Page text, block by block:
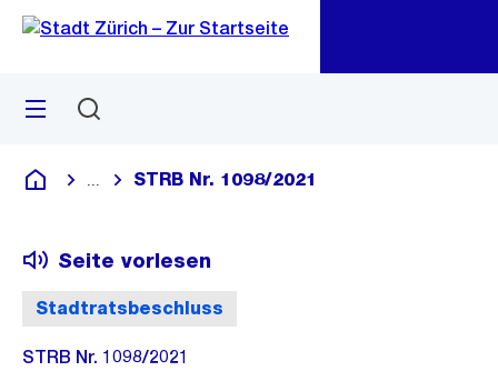
Navigation
Sprunglink
Menü
Deutsch
Blende alle Breadcrumbs ein
STRB Nr. 1098/2021
Stadtratsbeschluss
Seite vorlesen
STRB Nr. 1098/2021